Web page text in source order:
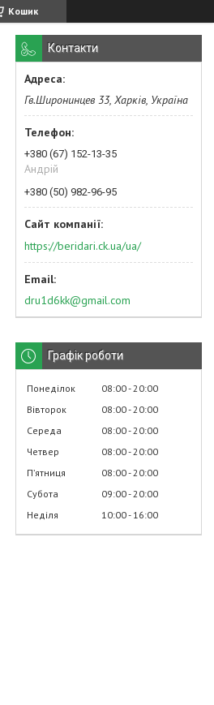
Кошик
Контакти
Гв.Широнинцев 33, Харків, Україна
+380 (67) 152-13-35
Андрій
+380 (50) 982-96-95
https://beridari.ck.ua/ua/
dru1d6kk@gmail.com
Графік роботи
Понеділок 08:00 20:00
Вівторок
08:00 20:00
Середа
08:00 20:00
Четвер
08:00 20:00
Пʼятниця
08:00 20:00
Субота
09:00 20:00
Неділя
10:00 16:00